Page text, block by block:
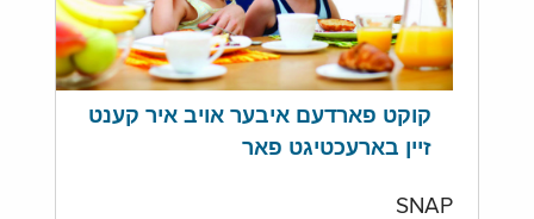
קוקט פארדעם איבער אויב איר קענט
זיין בארעכטיגט פאר
SNAP